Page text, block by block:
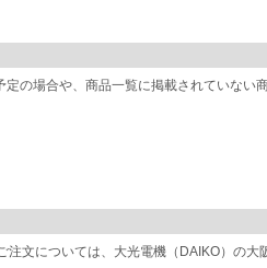
の場合や、商品一覧に掲載されていない
文については、大光電機（DAIKO）の大